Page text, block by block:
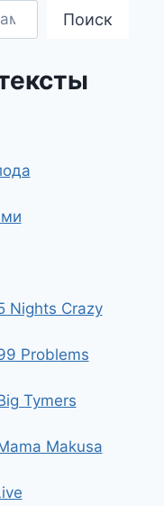
Поиск
Nights Crazy
Problems
Tymers
Makusa